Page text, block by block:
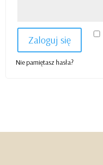
Zaloguj się
Nie pamiętasz hasła?